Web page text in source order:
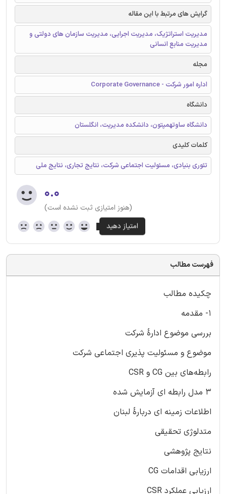
گرایش های مرتبط با این مقاله
مدیریت استراتژیک، مدیریت اجرایی، مدیریت سازمان های دولتی و
مدیریت منابع انسانی
مجله
اداره امور شرکت - Corporate Governance
دانشگاه
دانشگاه ساوتهمپتون، دانشکده مدیریت، انگلستان
کلمات کلیدی
تئوری بنیادی، مسئولیت اجتماعی شرکت، نتایج تجاری، نتایج ملی
۰.۰
(هنوز امتیازی ثبت نشده است)
فهرست مطالب
چکیده مطالب
1- مقدمه
بررسی موضوع ادارۀ شرکت
موضوع و مسئولیت پذیری اجتماعی شرکت
رابطه‌های بین CG و CSR
3 مدل رابطه ای آزمایش شده
اطلاعات زمینه ای دربارۀ لبنان
متدلوژی تحقیقی
نتایج پژوهشی
ارزیابی اقدامات CG
ارزیابی عملکرد CSR